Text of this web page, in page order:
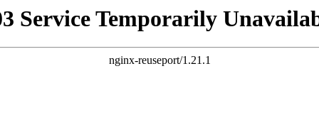
Service Temporarily
nginx-reuseport/1.21.1